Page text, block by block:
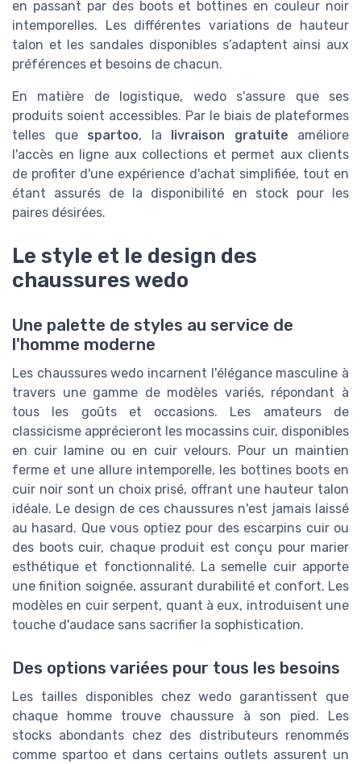
en passant par des boots et bottines en couleur noir
intemporelles. Les différentes variations de hauteur
talon et les sandales disponibles s’adaptent ainsi aux
préférences et besoins de chacun.
En matière de logistique, wedo s'assure que ses
produits soient accessibles. Par le biais de plateformes
telles que spartoo, la livraison gratuite améliore
l'accès en ligne aux collections et permet aux clients
de profiter d'une expérience d'achat simplifiée, tout en
étant assurés de la disponibilité en stock pour les
paires désirées.
Le style et le design des
chaussures wedo
Une palette de styles au service de
l'homme moderne
Les chaussures wedo incarnent l'élégance masculine à
travers une gamme de modèles variés, répondant à
tous les goûts et occasions. Les amateurs de
classicisme apprécieront les mocassins cuir, disponibles
en cuir lamine ou en cuir velours. Pour un maintien
ferme et une allure intemporelle, les bottines boots en
cuir noir sont un choix prisé, offrant une hauteur talon
idéale. Le design de ces chaussures n'est jamais laissé
au hasard. Que vous optiez pour des escarpins cuir ou
des boots cuir, chaque produit est conçu pour marier
esthétique et fonctionnalité. La semelle cuir apporte
une finition soignée, assurant durabilité et confort. Les
modèles en cuir serpent, quant à eux, introduisent une
touche d'audace sans sacrifier la sophistication.
Des options variées pour tous les besoins
Les tailles disponibles chez wedo garantissent que
chaque homme trouve chaussure à son pied. Les
stocks abondants chez des distributeurs renommés
comme spartoo et dans certains outlets assurent un